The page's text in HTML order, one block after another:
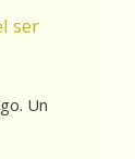
ser
Un